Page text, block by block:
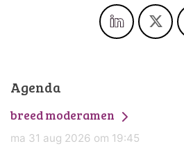
Agenda
breed moderamen
ma 31 aug 2026 om 19:45